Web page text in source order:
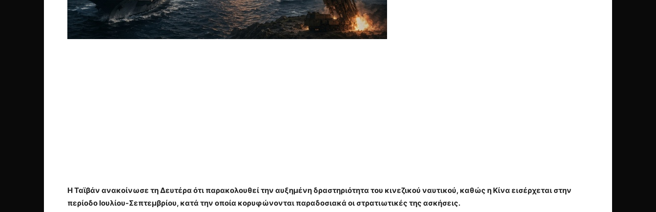
Η Ταϊβάν ανακοίνωσε τη Δευτέρα ότι παρακολουθεί την αυξημένη δραστηριότητα του κινεζικού ναυτικού, καθώς η Κίνα εισέρχεται στην
περίοδο Ιουλίου-Σεπτεμβρίου, κατά την οποία κορυφώνονται παραδοσιακά οι στρατιωτικές της ασκήσεις.